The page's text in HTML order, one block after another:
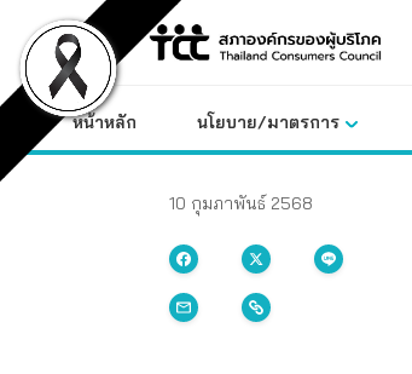
content
หน้าหลัก นโยบาย/มาตรการ
10 กุมภาพันธ์ 2568